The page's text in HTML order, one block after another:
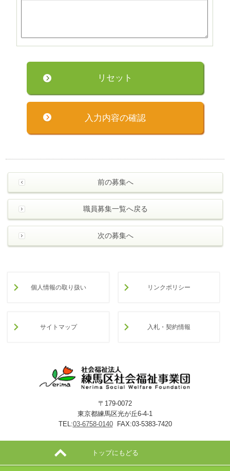
前の募集へ
職員募集一覧へ戻る
次の募集へ
個人情報の取り扱い リンクポリシー
サイトマップ 入札・契約情報
〒179-0072
東京都練馬区光が丘6-4-1
TEL:03-6758-0140FAX:03-5383-7420
トップにもどる